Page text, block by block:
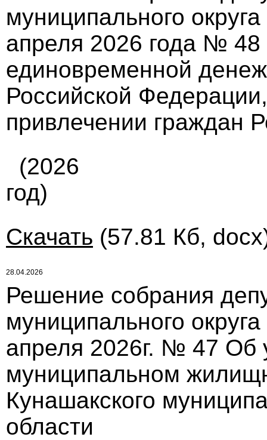
муниципального
апреля 2026 года №
единовременной
Российской
привлечении граждан
(2026
год)
Скачать (57.81 Кб,
28.04.2026
Решение собрания
муниципального
апреля 2026г. № 47 Об
муниципальном
Кунашакского
области